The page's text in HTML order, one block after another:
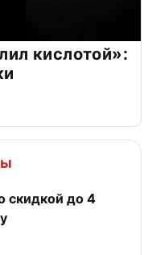
кислотой»:
скидкой до 4